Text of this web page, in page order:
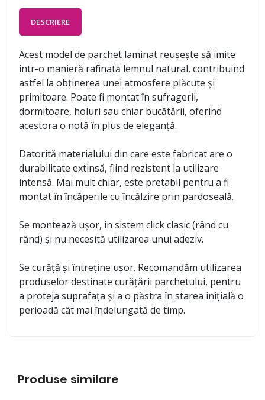
DESCRIERE
Acest model de parchet laminat reușește să imite
într-o manieră rafinată lemnul natural, contribuind
astfel la obținerea unei atmosfere plăcute și
primitoare. Poate fi montat în sufragerii,
dormitoare, holuri sau chiar bucătării, oferind
acestora o notă în plus de eleganță.
Datorită materialului din care este fabricat are o
durabilitate extinsă, fiind rezistent la utilizare
intensă. Mai mult chiar, este pretabil pentru a fi
montat în încăperile cu încălzire prin pardoseală.
Se montează ușor, în sistem click clasic (rând cu
rând) și nu necesită utilizarea unui adeziv.
Se curăță și întreține ușor. Recomandăm utilizarea
produselor destinate curățării parchetului, pentru
a proteja suprafața și a o păstra în starea inițială o
perioadă cât mai îndelungată de timp.
Produse similare